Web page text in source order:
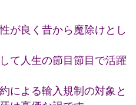
が良く昔から魔除けとし
て人生の節目節目で活躍
による輸入規制の対象と